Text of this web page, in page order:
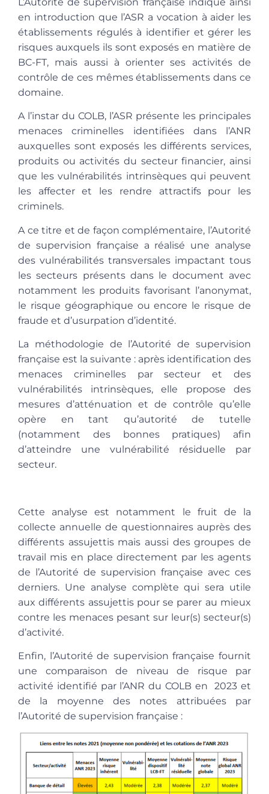
en introduction que l’ASR a vocation à aider les
établissements régulés à identifier et gérer les
risques auxquels ils sont exposés en matière de
BC-FT, mais aussi à orienter ses activités de
contrôle de ces mêmes établissements dans ce
domaine.
A l’instar du COLB, l’ASR présente les principales
menaces criminelles identifiées dans l’ANR
auxquelles sont exposés les différents services,
produits ou activités du secteur financier, ainsi
que les vulnérabilités intrinsèques qui peuvent
les affecter et les rendre attractifs pour les
criminels.
A ce titre et de façon complémentaire, l’Autorité
de supervision française a réalisé une analyse
des vulnérabilités transversales impactant tous
les secteurs présents dans le document avec
notamment les produits favorisant l’anonymat,
le risque géographique ou encore le risque de
fraude et d’usurpation d’identité.
La méthodologie de l’Autorité de supervision
française est la suivante : après identification des
menaces criminelles par secteur et des
vulnérabilités intrinsèques, elle propose des
mesures d’atténuation et de contrôle qu’elle
opère en tant qu’autorité de tutelle
(notamment des bonnes pratiques) afin
d’atteindre une vulnérabilité résiduelle par
secteur.
Cette analyse est notamment le fruit de la
collecte annuelle de questionnaires auprès des
différents assujettis mais aussi des groupes de
travail mis en place directement par les agents
de l’Autorité de supervision française avec ces
derniers. Une analyse complète qui sera utile
aux différents assujettis pour se parer au mieux
contre les menaces pesant sur leur(s) secteur(s)
d’activité.
Enfin, l’Autorité de supervision française fournit
une comparaison de niveau de risque par
activité identifié par l’ANR du COLB en 2023 et
de la moyenne des notes attribuées par
l’Autorité de supervision française :